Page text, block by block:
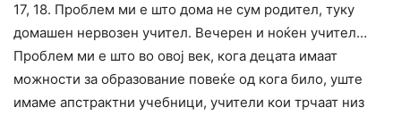
17, 18. Проблем ми е што дома не сум родител, туку
домашен нервозен учител. Вечерен и ноќен учител…
Проблем ми е што во овој век, кога децата имаат
можности за образование повеќе од кога било, уште
имаме апстрактни учебници, учители кои трчаат низ